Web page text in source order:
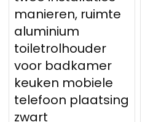
manieren, ruimte
aluminium
toiletrolhouder
voor badkamer
keuken mobiele
telefoon plaatsing
zwart